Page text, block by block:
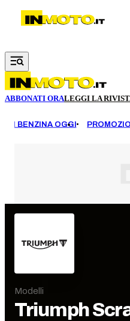
Vai al contenuto principale
ABBONATI ORALEGGI LA
BENZINA OGGI
Modelli
Triumph